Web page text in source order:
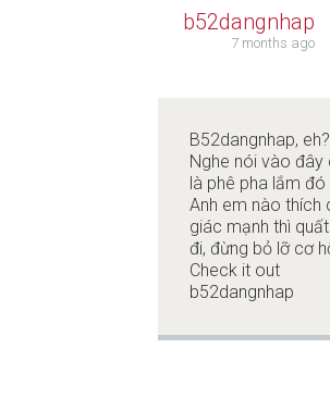
b52dangnhap
7 months ago
B52dangnhap, eh?
Nghe nói vào đây
là phê pha lắm đó
Anh em nào thích
giác mạnh thì quất
đi, đừng bỏ lỡ cơ
Check it out
b52dangnhap